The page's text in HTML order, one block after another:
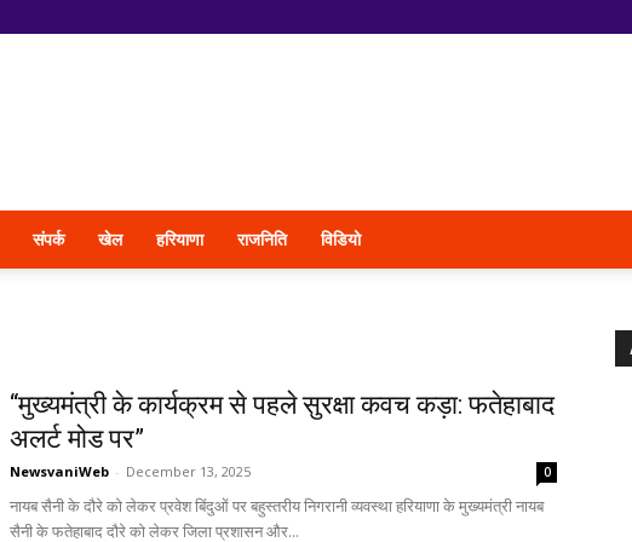
संपर्क खेल हरियाणा राजनिति विडियो
“मुख्यमंत्री के कार्यक्रम से पहले सुरक्षा कवच कड़ा: फतेहाबाद
अलर्ट मोड पर”
NewsvaniWeb - December 13, 2025 0
नायब सैनी के दौरे को लेकर प्रवेश बिंदुओं पर बहुस्तरीय निगरानी व्यवस्था हरियाणा के मुख्यमंत्री नायब
सैनी के फतेहाबाद दौरे को लेकर जिला प्रशासन और...